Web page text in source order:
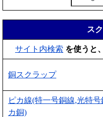
ス
サイト内検索 を使うと
銅スクラップ
ピカ線(特一号銅線,光特
カ銅)